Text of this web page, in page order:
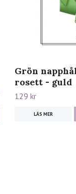
Grön
rosett - guld
129 kr
LÄS MER